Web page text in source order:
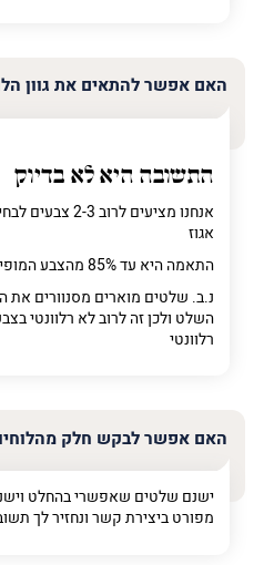
האם אפשר להתאים את גוון
התשובה היא לא בדיוק
אנחנו מציעים
אגוז
התאמה היא עד 85% מהצבע המופיע בתמונה נ
נ.ב. שלטים מוארים מסנוורים את
השלט ולכן זה לרוב לא רלוונטי
רלוונטי
האם אפשר לבקש חלק
ישנם שלטים שאפשרי בהחלט
מפורט ביצירת קשר ונחזיר לך